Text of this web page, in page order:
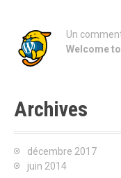
Un
Welcome
Archives
décembre 2017
juin 2014